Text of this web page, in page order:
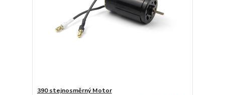
390 stejnosměrný Motor